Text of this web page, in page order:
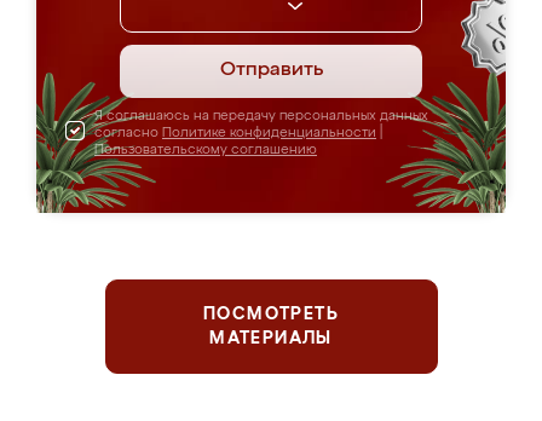
Отправить
Я соглашаюсь на передачу персональных данных
согласно Политике конфиденциальности
Пользовательскому соглашению
ПОСМОТРЕТЬ
МАТЕРИАЛЫ